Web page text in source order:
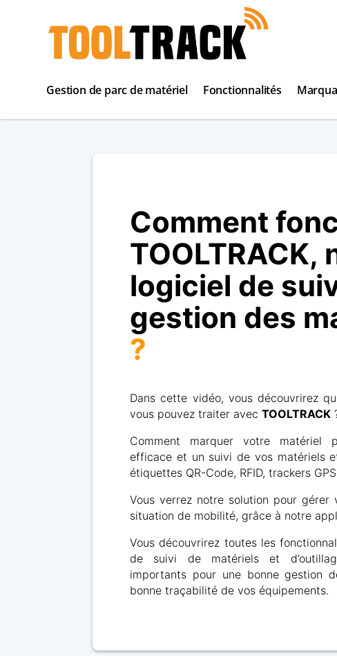
Gestion de parc de matériel Fonctionnalités
Comment
TOOLTRACK,
logiciel de
gestion des
?
Dans cette vidéo, vous découvrirez
vous pouvez traiter avecTOOLTRACK
Comment marquer votre matériel
efficace et un suivi de vos matériels
étiquettes QR-Code, RFID, trackers
Vous verrez notre solution pour gérer
situation de mobilité, grâce à notre
Vous découvrirez toutes les
de suivi de matériels et
importants pour une bonne gestion
bonne traçabilité de vos équipements.